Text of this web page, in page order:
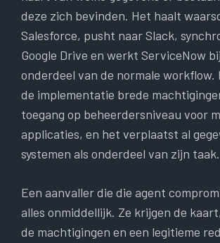
deze zich bevinden. Het haalt
Salesforce, pusht naar Slack,
Google Drive en werkt ServiceNow
onderdeel van de normale workflow.
de implementatie brede
toegang op beheerdersniveau voor
applicaties, en het verplaatst al
systemen als onderdeel van zijn taak.
Een aanvaller die die agent
alles onmiddellijk. Ze krijgen de
de machtigingen en een legitieme